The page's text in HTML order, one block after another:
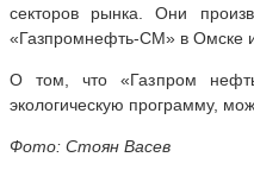
секторов рынка. Они
«Газпромнефть-СМ» в Омске
О том, что «Газпром
экологическую программу,
Фото: Стоян Васев